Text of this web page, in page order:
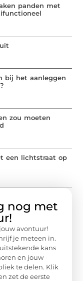
panden met
bij het aanleggen
zou moeten
een lichtstraat op
nog met
avontuur!
je meteen in.
kans
en jouw
te delen. Klik
zet de eerste